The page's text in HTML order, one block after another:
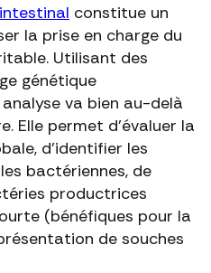
constitue un
la prise en charge du
Utilisant des
génétique
va bien au-delà
Elle permet d'évaluer la
d'identifier les
bactériennes, de
productrices
(bénéfiques pour la
de souches